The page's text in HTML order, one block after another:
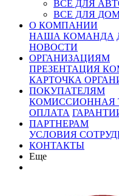
ВСЕ ДЛЯ
ВСЕ ДЛЯ
О КОМПАНИИ
НАША КОМАНДА
НОВОСТИ
ОРГАНИЗАЦИЯМ
ПРЕЗЕНТАЦИЯ
КАРТОЧКА
ПОКУПАТЕЛЯМ
КОМИССИОННАЯ
ОПЛАТА
ПАРТНЕРАМ
УСЛОВИЯ
КОНТАКТЫ
Еще